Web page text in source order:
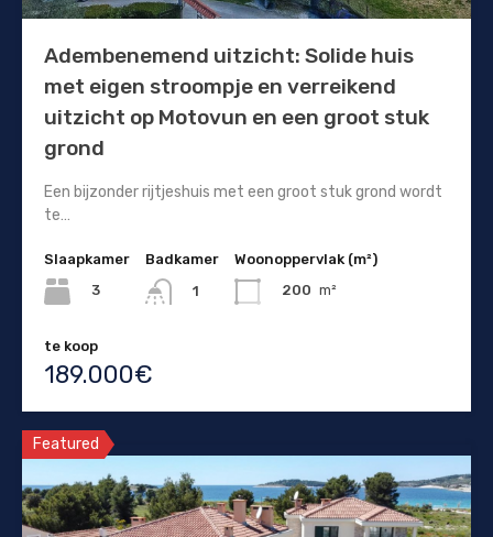
Adembenemend uitzicht: Solide huis
met eigen stroompje en verreikend
uitzicht op Motovun en een groot stuk
grond
Een bijzonder rijtjeshuis met een groot stuk grond wordt
te…
Slaapkamer
3
Badkamer
1
Woonoppervlak (m²)
200 m²
te koop
189.000€
Featured